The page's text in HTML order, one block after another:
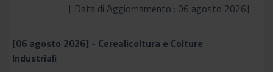
[ Data di Aggiornamento : 06 agosto 2026]
[06 agosto 2026] - Cerealicoltura e Colture
Industriali